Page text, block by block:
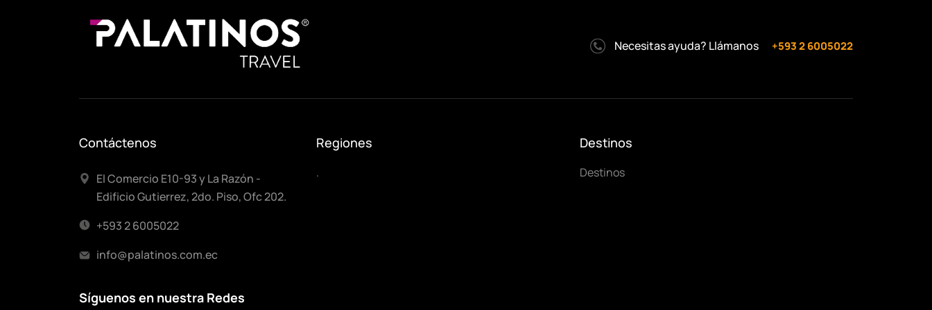
Necesitas ayuda? Llámanos +593 2 6005022
Contáctenos
El Comercio E10-93 y La Razón -
Edificio Gutierrez, 2do. Piso, Ofc 202.
+593 2 6005022
info@palatinos.com.ec
Síguenos en nuestra Redes
Regiones
.
Destinos
Destinos